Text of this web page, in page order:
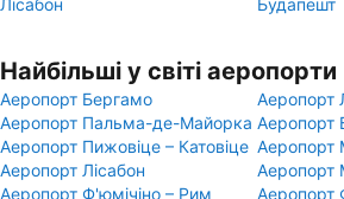
Лісабон
Будапешт
Найбільші у світі аеропорти
Аеропорт Бергамо
Аеропорт
Аеропорт Пальма-де-Майорка Аеропорт
Аеропорт Пижовіце – Катовіце Аеропорт
Аеропорт Лісабон
Аеропорт
Аеропорт Ф'юмічіно – Рим
Аеропорт